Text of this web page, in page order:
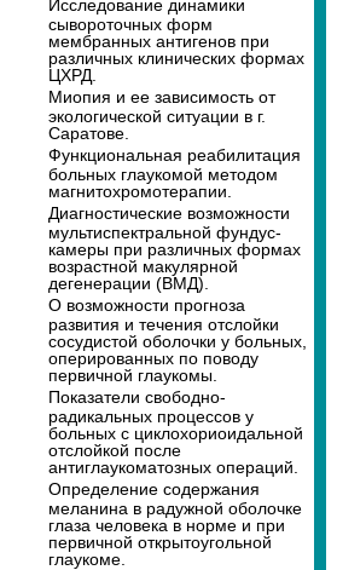
Исследование динамики
сывороточных форм
мембранных антигенов при
различных клинических формах
ЦХРД.
Миопия и ее зависимость от
экологической ситуации в г.
Саратове.
Функциональная реабилитация
больных глаукомой методом
магнитохромотерапии.
Диагностические возможности
мультиспектральной фундус-
камеры при различных формах
возрастной макулярной
дегенерации (ВМД).
О возможности прогноза
развития и течения отслойки
сосудистой оболочки у больных,
оперированных по поводу
первичной глаукомы.
Показатели свободно-
радикальных процессов у
больных с циклохориоидальной
отслойкой после
антиглаукоматозных операций.
Определение содержания
меланина в радужной оболочке
глаза человека в норме и при
первичной открытоугольной
глаукоме.